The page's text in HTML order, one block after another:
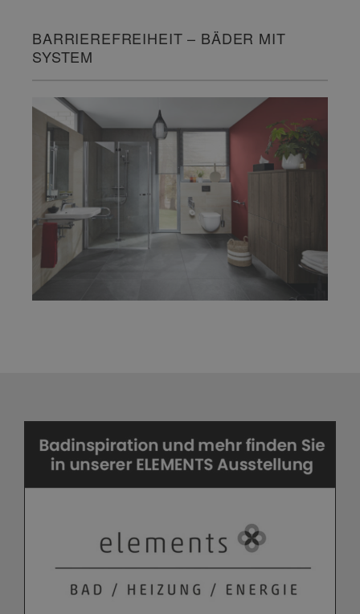
BARRIEREFREIHEIT – BÄDER MIT
SYSTEM